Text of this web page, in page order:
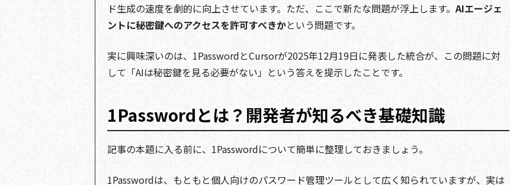
ド生成の速度を劇的に向上させています。ただ、ここで新たな問題が浮上します。AIエージェ
ントに秘密鍵へのアクセスを許可すべきかという問題です。
実に興味深いのは、1PasswordとCursorが2025年12月19日に発表した統合が、この問題に対
して「AIは秘密鍵を見る必要がない」という答えを提示したことです。
1Passwordとは？開発者が知るべき基礎知識
記事の本題に入る前に、1Passwordについて簡単に整理しておきましょう。
1Passwordは、もともと個人向けのパスワード管理ツールとして広く知られていますが、実は